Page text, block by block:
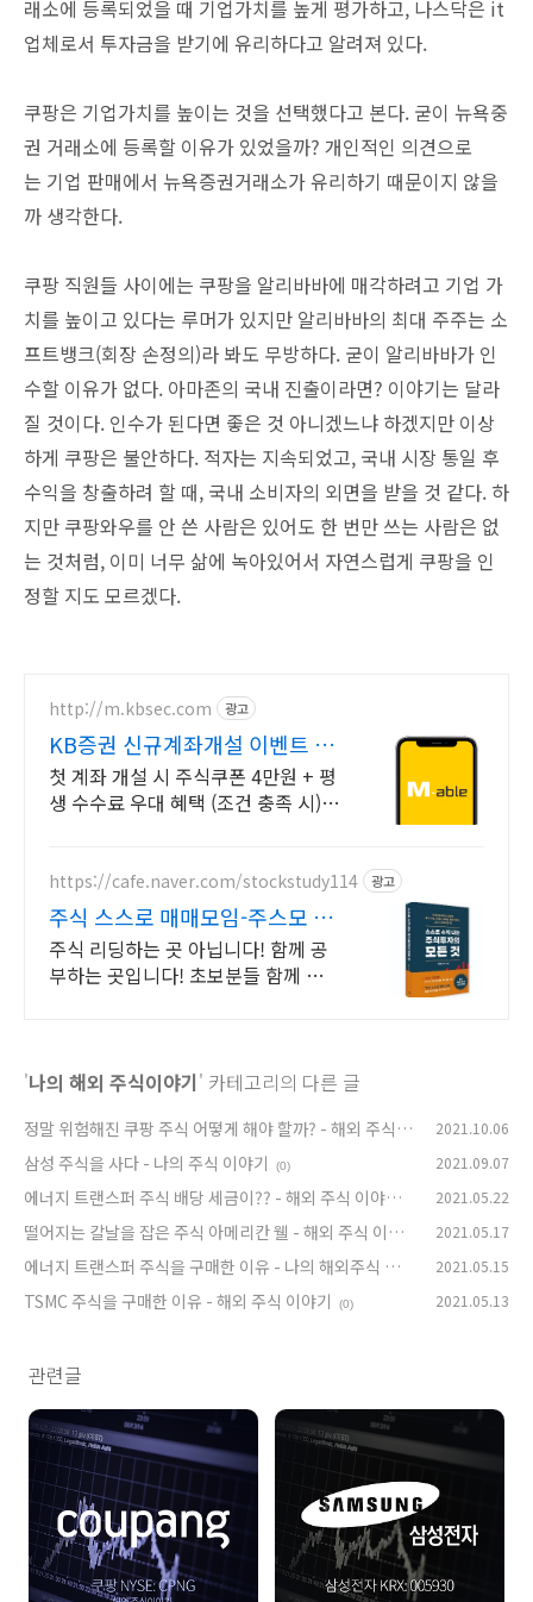
래소에 등록되었을 때 기업가치를 높게 평가하고, 나스닥은 it
업체로서 투자금을 받기에 유리하다고 알려져 있다.
쿠팡은 기업가치를 높이는 것을 선택했다고 본다. 굳이 뉴욕중
권 거래소에 등록할 이유가 있었을까? 개인적인 의견으로
는 기업 판매에서 뉴욕증권거래소가 유리하기 때문이지 않을
까 생각한다.
쿠팡 직원들 사이에는 쿠팡을 알리바바에 매각하려고 기업 가
치를 높이고 있다는 루머가 있지만 알리바바의 최대 주주는 소
프트뱅크(회장 손정의)라 봐도 무방하다. 굳이 알리바바가 인
수할 이유가 없다. 아마존의 국내 진출이라면? 이야기는 달라
질 것이다. 인수가 된다면 좋은 것 아니겠느냐 하겠지만 이상
하게 쿠팡은 불안하다. 적자는 지속되었고, 국내 시장 통일 후
수익을 창출하려 할 때, 국내 소비자의 외면을 받을 것 같다. 하
지만 쿠팡와우를 안 쓴 사람은 있어도 한 번만 쓰는 사람은 없
는 것처럼, 이미 너무 삶에 녹아있어서 자연스럽게 쿠팡을 인
정할 지도 모르겠다.
http://m.kbsec.com 광고
KB증권 신규계좌개설 이벤트 국
내주식쿠폰 최대 5만원
첫 계좌 개설 시 주식쿠폰 4만원 + 평
생 수수료 우대 혜택 (조건 충족 시)
https://cafe.naver.com/stockstudy114 광고
주식 스스로 매매모임-주스모 스
스로 공부법을 배웁니다 !
주식 리딩하는 곳 아닙니다! 함께 공
부하는 곳입니다! 초보분들 함께 공부
'나의 해외 주식이야기' 카테고리의 다른 글
정말 위험해진 쿠팡 주식 어떻게 해야 할까? - 해외 주식
이야기 (0)
2021.10.06
삼성 주식을 사다 - 나의 주식 이야기 (0) 2021.09.07
에너지 트랜스퍼 주식 배당 세금이?? - 해외 주식 이야기 2021.05.22
떨어지는 칼날을 잡은 주식 아메리칸 웰 - 해외 주식 이야
기
(4)
2021.05.17
에너지 트랜스퍼 주식을 구매한 이유 - 나의 해외주식 이
야기 (0)
2021.05.15
TSMC 주식을 구매한 이유 - 해외 주식 이야기 (0) 2021.05.13
관련글